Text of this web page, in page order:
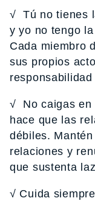
√ Tú no tienes
y yo no tengo
Cada miembro
sus propios
√ No caigas en
hace que las
débiles.
relaciones y
que sustenta
√ Cuida